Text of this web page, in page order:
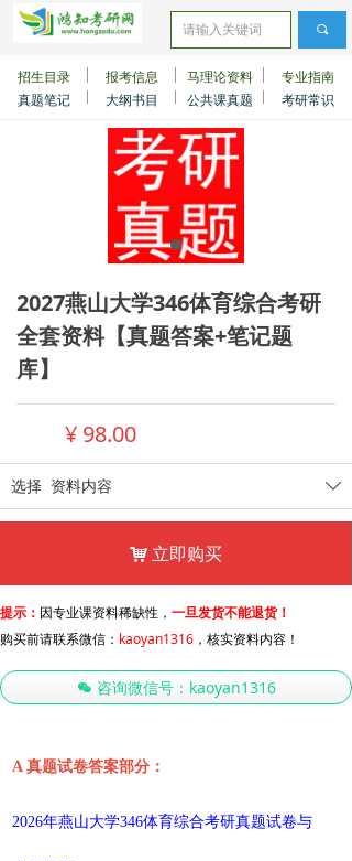
真题笔记 大纲书目 公共课真题 考研常识
招生目录 报考信息 马理论资料 专业指南
끠
2027燕山大学346体育综合考研
全套资料【真题答案+笔记题
库】
ꄳ
选择 资料内容
¥ 98.00
낙 立即购买
A 真题试卷答案部分：
2026年燕山大学346体育综合考研真题试卷与
提示： 因专业课资料稀缺性， 一旦发货不能退货！
购买前请联系微信： kaoyan1316 ，核实资料内容！
너 咨询微信号：kaoyan1316